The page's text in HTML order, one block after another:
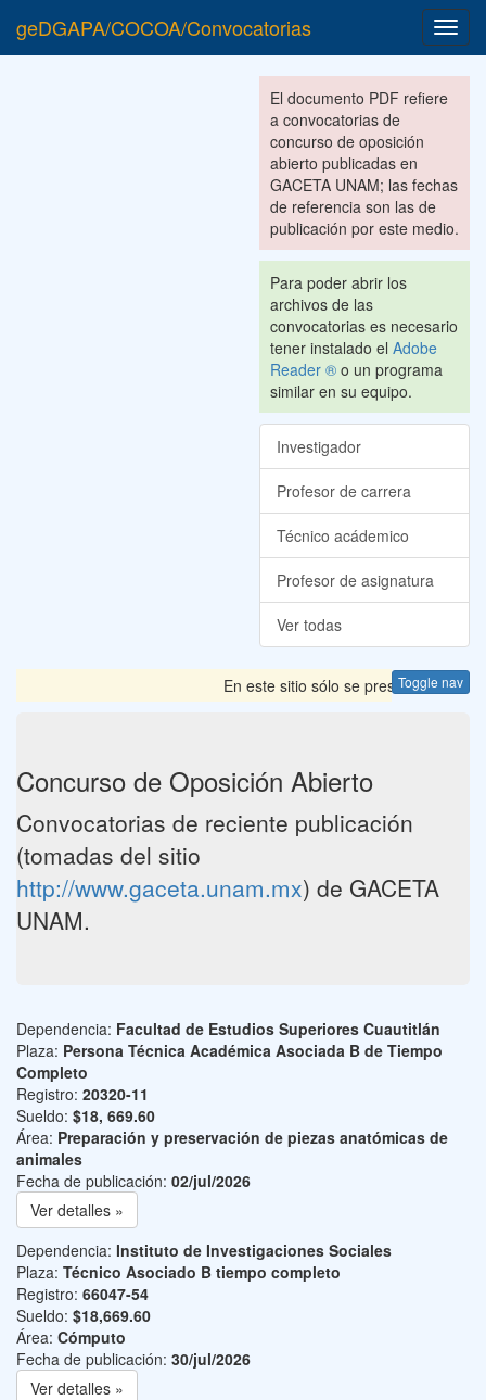
geDGAPA/COCOA/Convocatorias
El documento PDF refiere
a convocatorias de
concurso de oposición
abierto publicadas en
GACETA UNAM; las fechas
de referencia son las de
publicación por este medio.
Para poder abrir los
archivos de las
convocatorias es necesario
tener instalado el Adobe
Reader ® o un programa
similar en su equipo.
Investigador
Profesor de carrera
Técnico acádemico
Profesor de asignatura
Ver todas
Toggle nav
En este sitio sólo se presentan las
Concurso de Oposición Abierto
Convocatorias de reciente publicación
(tomadas del sitio
http://www.gaceta.unam.mx) de GACETA
UNAM.
Dependencia: Facultad de Estudios Superiores Cuautitlán
Plaza: Persona Técnica Académica Asociada B de Tiempo
Completo
Registro: 20320-11
Sueldo: $18, 669.60
Área: Preparación y preservación de piezas anatómicas de
animales
Fecha de publicación: 02/jul/2026
Ver detalles »
Dependencia: Instituto de Investigaciones Sociales
Plaza: Técnico Asociado B tiempo completo
Registro: 66047-54
Sueldo: $18,669.60
Área: Cómputo
Fecha de publicación: 30/jul/2026
Ver detalles »